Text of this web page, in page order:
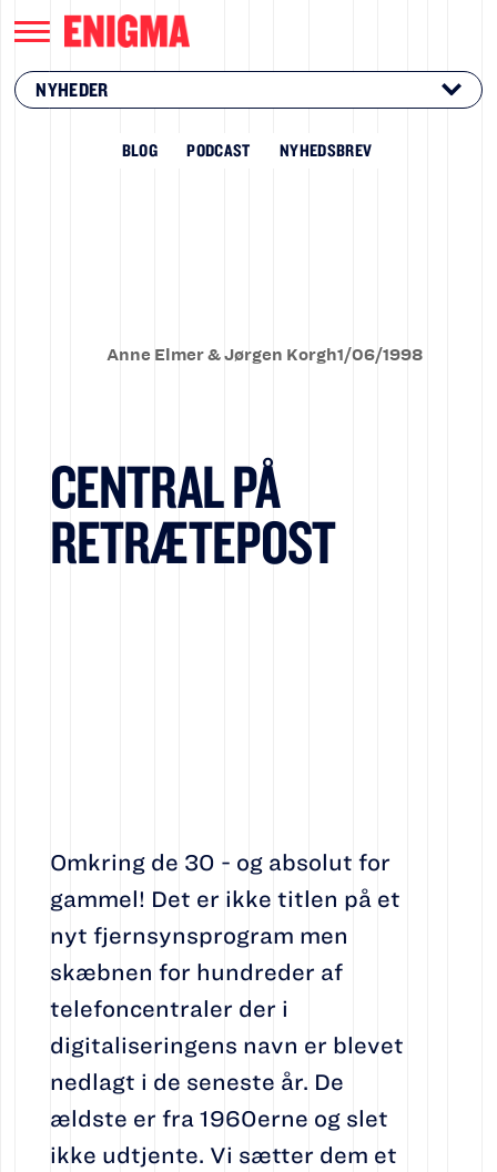
NYHEDER
BLOG PODCAST NYHEDSBREV
Anne Elmer & Jørgen Korgh1/06/1998
CENTRAL PÅ
RETRÆTEPOST
Omkring de 30 - og absolut for
gammel! Det er ikke titlen på et
nyt fjernsynsprogram men
skæbnen for hundreder af
telefoncentraler der i
digitaliseringens navn er blevet
nedlagt i de seneste år. De
ældste er fra 1960erne og slet
ikke udtjente. Vi sætter dem et